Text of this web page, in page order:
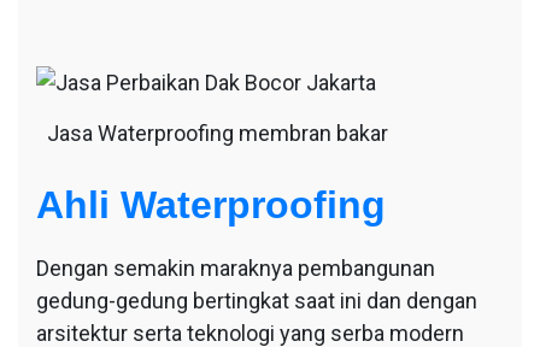
Jasa Waterproofing membran bakar
Ahli Waterproofing
Dengan semakin maraknya pembangunan
gedung-gedung bertingkat saat ini dan dengan
arsitektur serta teknologi yang serba modern